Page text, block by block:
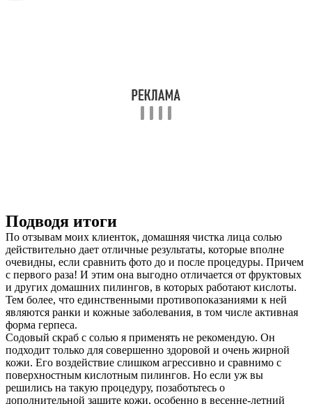
Подводя итоги
По отзывам моих клиенток, домашняя чистка лица солью
действительно дает отличные результаты, которые вполне
очевидны, если сравнить фото до и после процедуры. Причем
с первого раза! И этим она выгодно отличается от фруктовых
и других домашних пилингов, в которых работают кислоты.
Тем более, что единственными противопоказаниями к ней
являются ранки и кожные заболевания, в том числе активная
форма герпеса.
Содовый скраб с солью я применять не рекомендую. Он
подходит только для совершенно здоровой и очень жирной
кожи. Его воздействие слишком агрессивно и сравнимо с
поверхностным кислотным пилингов. Но если уж вы
решились на такую процедуру, позаботьтесь о
дополнительной защите кожи, особенно в весенне-летний